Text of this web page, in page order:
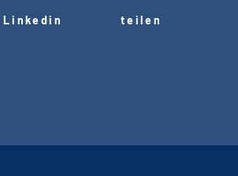
Linkedin teilen